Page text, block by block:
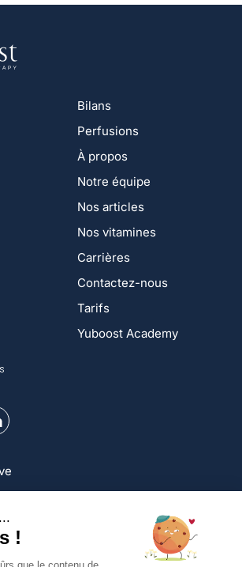
Bilans
Perfusions
À propos
Notre équipe
Nos articles
Nos vitamines
Carrières
Contactez-nous
Tarifs
Yuboost Academy